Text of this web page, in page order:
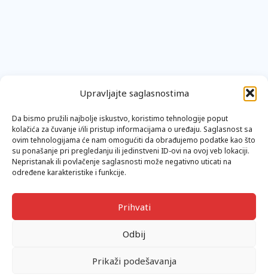
Upravljajte saglasnostima
Da bismo pružili najbolje iskustvo, koristimo tehnologije poput
kolačića za čuvanje i/ili pristup informacijama o uređaju. Saglasnost sa
ovim tehnologijama će nam omogućiti da obrađujemo podatke kao što
su ponašanje pri pregledanju ili jedinstveni ID-ovi na ovoj veb lokaciji.
Nepristanak ili povlačenje saglasnosti može negativno uticati na
određene karakteristike i funkcije.
Prihvati
Odbij
Prikaži podešavanja